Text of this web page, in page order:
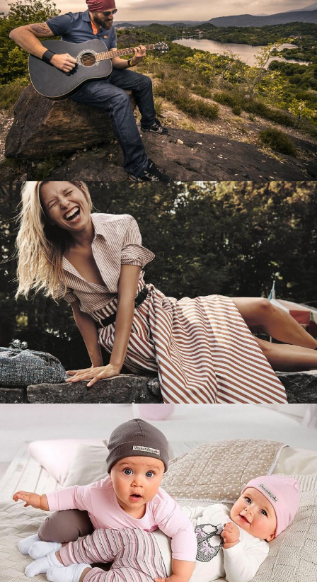
Перевод интернет-магазина
Guitaramania.ru на 1С-Битрикс
Смотреть проект
Имиджевый сайт для сети магазинов
Soho Project
Смотреть проект
Увеличили выручку интернет-
магазину topdatop.ru на 25%!
Смотреть проект